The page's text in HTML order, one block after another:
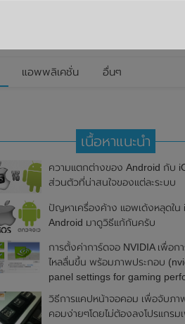
แอพพลิเคชั่น อื่นๆ
เนื้อหาแนะนำ
ความแตกต่างของ Android กับ
ส่วนตัวที่น่าสนใจของแต่ละระบบ
ปัญหาเครื่องค้าง แอพเด้งหลุดใน
Android มาดูวิธีแก้กันครับ
การตั้งค่าการ์ดจอ NVIDIA เพื่อก
ไหลลื่นขึ้น พร้อมภาพประกอบ
panel settings for gaming
วิธีการแคปหน้าจอคอม เพื่อจับภ
คอมง่ายๆโดยไม่ต้องลงโปรแกรม